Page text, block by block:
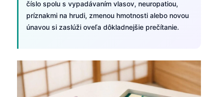
číslo spolu s vypadávaním vlasov, neuropatiou,
príznakmi na hrudi, zmenou hmotnosti alebo novou
únavou si zaslúži oveľa dôkladnejšie prečítanie.